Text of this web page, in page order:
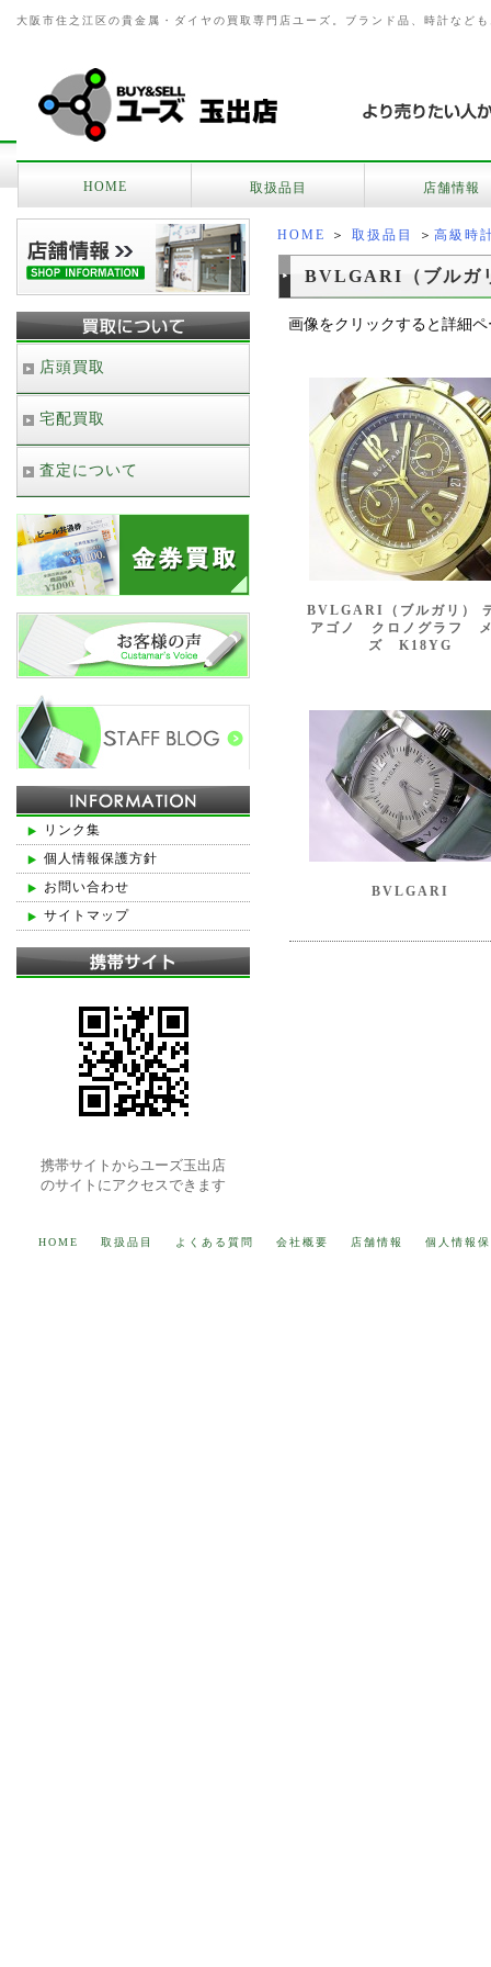
大阪市住之江区の貴金属・ダイヤの買取専門店ユーズ。ブランド品、時計など
HOME 取扱品目 店舗情報
HOME ＞ 取扱品目 ＞ 高級時
BVLGARI（ブルガ
画像をクリックすると詳細
BVLGARI（ブルガリ）
アゴノ クロノグラフ
ズ K18YG
BVLGARI
店頭買取
宅配買取
査定について
リンク集
個人情報保護方針
お問い合わせ
サイトマップ
携帯サイトからユーズ玉出店
のサイトにアクセスできます
HOME 取扱品目 よくある質問 会社概要 店舗情報 個人情報